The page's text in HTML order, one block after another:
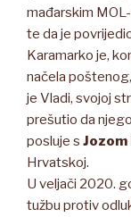
mađarskim
te da je
Karamarko je,
načela
je Vladi, svojoj
prešutio da
posluje s
Hrvatskoj.
U veljači 2020.
tužbu protiv